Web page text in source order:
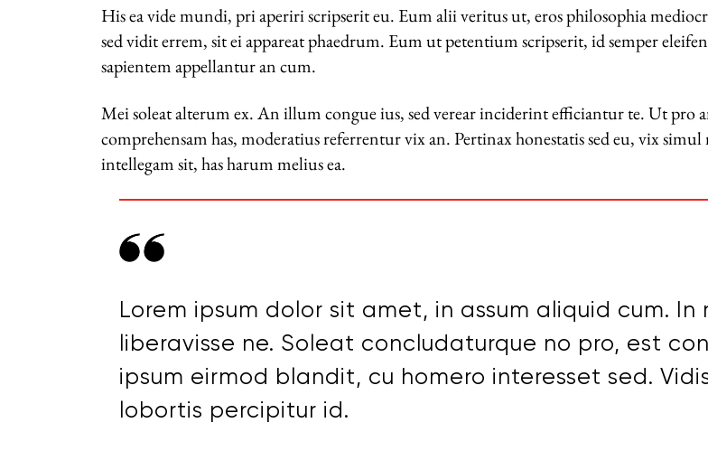
His ea vide mundi, pri aperiri scripserit eu. Eum alii veritus ut, eros philosophia
sed vidit errem, sit ei appareat phaedrum. Eum ut petentium scripserit, id semper
sapientem appellantur an cum.
Mei soleat alterum ex. An illum congue ius, sed verear inciderint efficiantur te. Ut
comprehensam has, moderatius referrentur vix an. Pertinax honestatis sed eu, vix
intellegam sit, has harum melius ea.
Lorem ipsum dolor sit amet, in assum aliquid cum.
liberavisse ne. Soleat concludaturque no pro, est
ipsum eirmod blandit, cu homero interesset sed.
lobortis percipitur id.